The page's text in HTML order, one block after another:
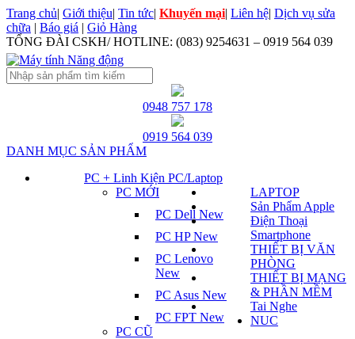
Trang chủ| Giới thiệu| Tin tức| Khuyến mại| Liên hệ| Dịch vụ sửa
chữa | Báo giá | Giỏ Hàng
TỔNG ĐÀI CSKH/ HOTLINE: (083) 9254631 – 0919 564 039
0948 757 178
0919 564 039
DANH MỤC SẢN PHẨM
PC + Linh Kiện PC/Laptop
PC MỚI
PC Dell New
PC HP New
PC Lenovo
New
PC Asus New
PC FPT New
PC CŨ
LAPTOP
Sản Phẩm Apple
Điện Thoại
Smartphone
THIẾT BỊ VĂN
PHÒNG
THIẾT BỊ MẠNG
& PHẦN MỀM
Tai Nghe
NUC